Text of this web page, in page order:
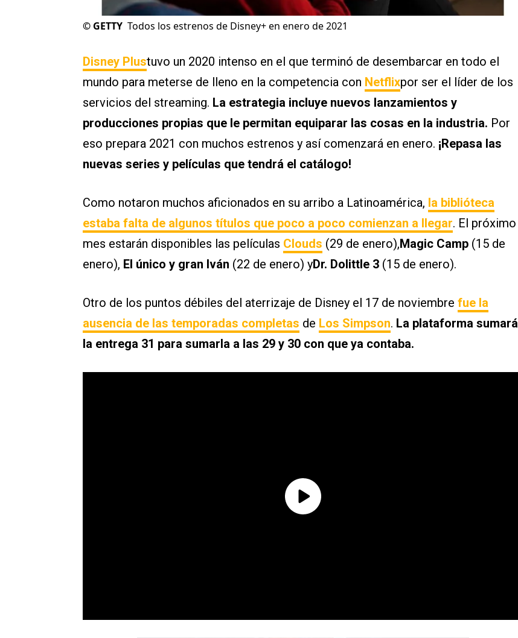
© GETTY Todos los estrenos de Disney+ en enero de 2021
Disney Plustuvo un 2020 intenso en el que terminó de desembarcar en todo el
mundo para meterse de lleno en la competencia con Netflixpor ser el líder de los
servicios del streaming. La estrategia incluye nuevos lanzamientos y
producciones propias que le permitan equiparar las cosas en la industria. Por
eso prepara 2021 con muchos estrenos y así comenzará en enero. ¡Repasa las
nuevas series y películas que tendrá el catálogo!
Como notaron muchos aficionados en su arribo a Latinoamérica, la biblióteca
estaba falta de algunos títulos que poco a poco comienzan a llegar. El próximo
mes estarán disponibles las películas Clouds (29 de enero),Magic Camp (15 de
enero), El único y gran Iván (22 de enero) yDr. Dolittle 3 (15 de enero).
Otro de los puntos débiles del aterrizaje de Disney el 17 de noviembre fue la
ausencia de las temporadas completas de Los Simpson. La plataforma sumará
la entrega 31 para sumarla a las 29 y 30 con que ya contaba.